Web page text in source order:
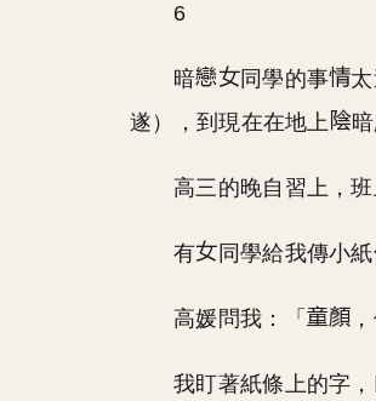
6
暗 同學的事
遂），到現在在地上
高三的晚自習上，
有 同學給我傳小
高媛問我：「
我盯著紙條上的字，